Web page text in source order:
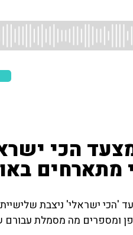
ה-13 במצעד
מתארחים
במקום ה-13 במצעד 'הכי ישראלי'
ומספרים מה מסמלת